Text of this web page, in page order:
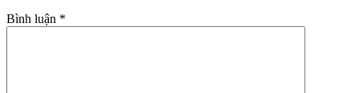
Bình luận *